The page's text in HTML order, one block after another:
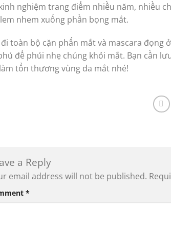
nghiệm trang điểm nhiều năm, nhiều
nhem xuống phần bọng mắt.
toàn bộ cặn phấn mắt và mascara
để phủi nhẹ chúng khỏi mắt. Bạn cần
tổn thương vùng da mắt nhé!
a Reply
email address will not be published.
*